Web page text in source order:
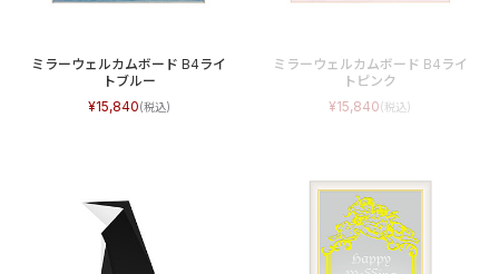
ミラーウェルカムボード B4ライ
トブルー
15,840
ミラーウェルカムボード B4ライ
トピンク
15,840